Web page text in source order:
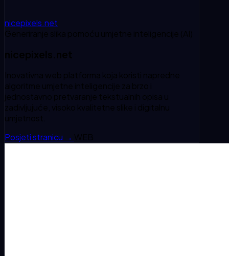
nicepixels.net
Generiranje slika pomoću umjetne inteligencije (AI)
nicepixels.net
Inovativna web platforma koja koristi napredne
algoritme umjetne inteligencije za brzo i
jednostavno pretvaranje tekstualnih opisa u
zadivljujuće, visoko kvalitetne slike i digitalnu
umjetnost.
Posjeti stranicu → WEB